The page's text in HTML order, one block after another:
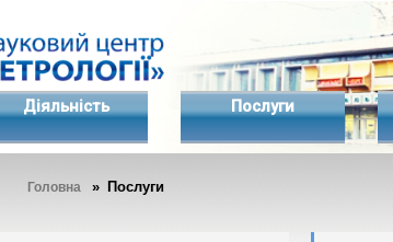
Діяльність Послуги
Головна » Послуги